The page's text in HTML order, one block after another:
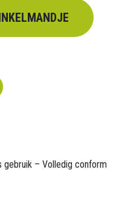
gebruik – Volledig conform